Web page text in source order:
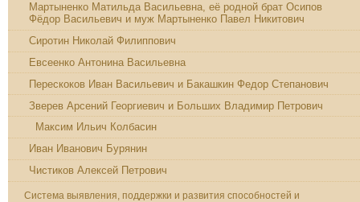
Мартыненко Матильда Васильевна, её родной брат Осипов
Фёдор Васильевич и муж Мартыненко Павел Никитович
Сиротин Николай Филиппович
Евсеенко Антонина Васильевна
Перескоков Иван Васильевич и Бакашкин Федор Степанович
Зверев Арсений Георгиевич и Больших Владимир Петрович
Максим Ильич Колбасин
Иван Иванович Бурянин
Чистиков Алексей Петрович
Система выявления, поддержки и развития способностей и